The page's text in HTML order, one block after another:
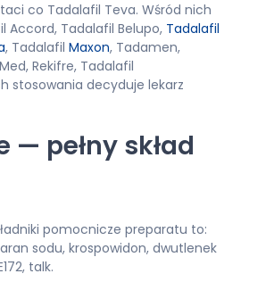
co Tadalafil Teva. Wśród nich
Accord, Tadalafil Belupo, Tadalafil
, Tadalafil Maxon, Tadamen,
Rekifre, Tadalafil
stosowania decyduje lekarz
pełny skład
pomocnicze preparatu to:
sodu, krospowidon, dwutlenek
talk.